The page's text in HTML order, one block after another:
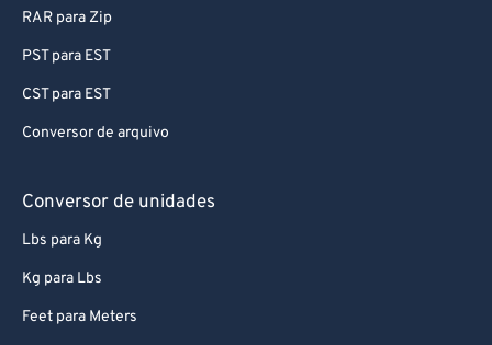
RAR para Zip
PST para EST
CST para EST
Conversor de arquivo
Conversor de unidades
Lbs para Kg
Kg para Lbs
Feet para Meters